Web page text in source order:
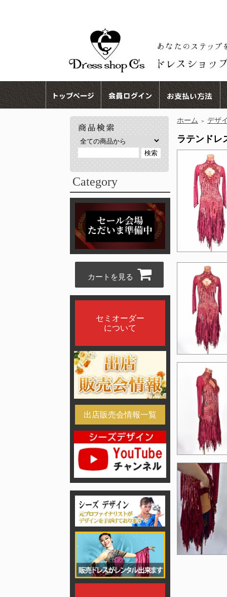
Category
カートを見る
セミオーダー
について
出店販売会情報一覧
ホーム ＞ デザ
ラテンド